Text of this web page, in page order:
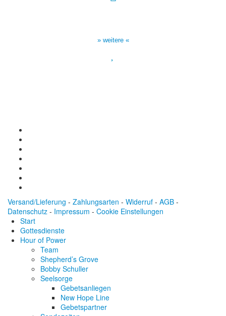
» weitere «
Versand/Lieferung - Zahlungsarten - Widerruf - AGB -
Datenschutz - Impressum - Cookie Einstellungen
Start
Gottesdienste
Hour of Power
Team
Shepherd’s Grove
Bobby Schuller
Seelsorge
Gebetsanliegen
New Hope Line
Gebetspartner